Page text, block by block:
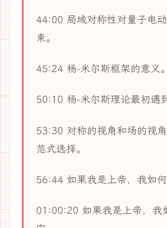
44:00 局域对称性对量子电
束。
45:24 杨-米尔斯框架的意义。
50:10 杨-米尔斯理论最初遇
53:30 对称的视角和场的视角
范式选择。
56:44 如果我是上帝，我如何
01:00:20 如果我是上帝，我